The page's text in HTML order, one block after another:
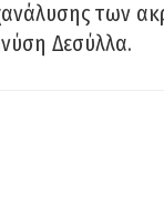
των
Δεσύλλα.